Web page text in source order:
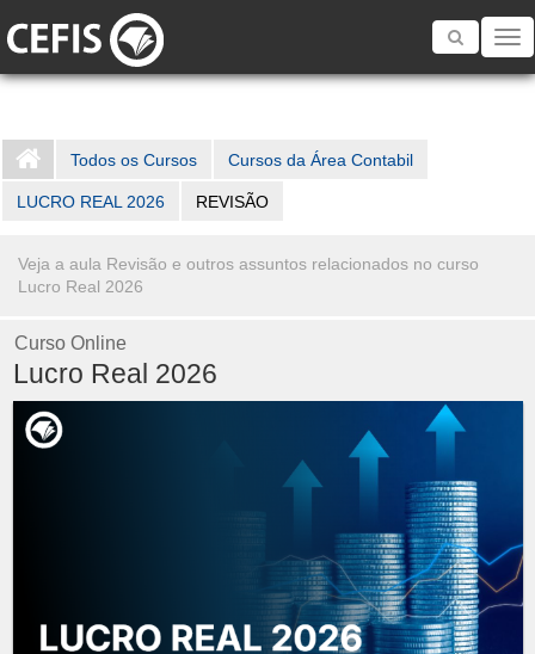
Toggle
Todos os Cursos Cursos da Área Contabil
LUCRO REAL 2026 REVISÃO
Veja a aula Revisão e outros assuntos relacionados no curso
Lucro Real 2026
Curso Online
Lucro Real 2026